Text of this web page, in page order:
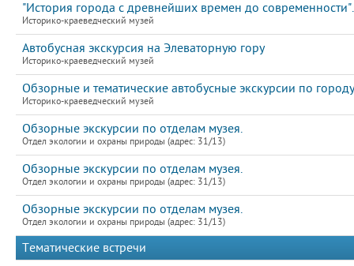
"История города с древнейших времен до современности".
Историко-краеведческий музей
Автобусная экскурсия на Элеваторную гору
Историко-краеведческий музей
Обзорные и тематические автобусные экскурсии по городу
Историко-краеведческий музей
Обзорные экскурсии по отделам музея.
Отдел экологии и охраны природы (адрес: 31/13)
Обзорные экскурсии по отделам музея.
Отдел экологии и охраны природы (адрес: 31/13)
Обзорные экскурсии по отделам музея.
Отдел экологии и охраны природы (адрес: 31/13)
Тематические встречи